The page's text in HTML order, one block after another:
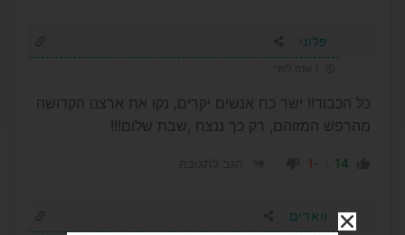
פלוני
כלּ הכבוד!! ישר כח אנשים יקרים, נקו את ארצנו הקדושה
מהרפש המזוהם, רק כך ננצח ,שבת שלום!!!
14
-1
וואדים